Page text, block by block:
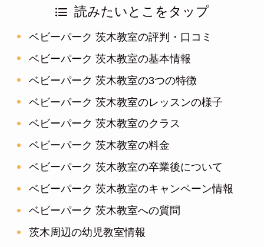
読みたいとこをタップ
ベビーパーク 茨木教室の評判・口コミ
ベビーパーク 茨木教室の基本情報
ベビーパーク 茨木教室の3つの特徴
ベビーパーク 茨木教室のレッスンの様子
ベビーパーク 茨木教室のクラス
ベビーパーク 茨木教室の料金
ベビーパーク 茨木教室の卒業後について
ベビーパーク 茨木教室のキャンペーン情報
ベビーパーク 茨木教室への質問
茨木周辺の幼児教室情報